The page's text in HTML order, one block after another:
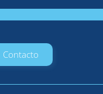
Contacto